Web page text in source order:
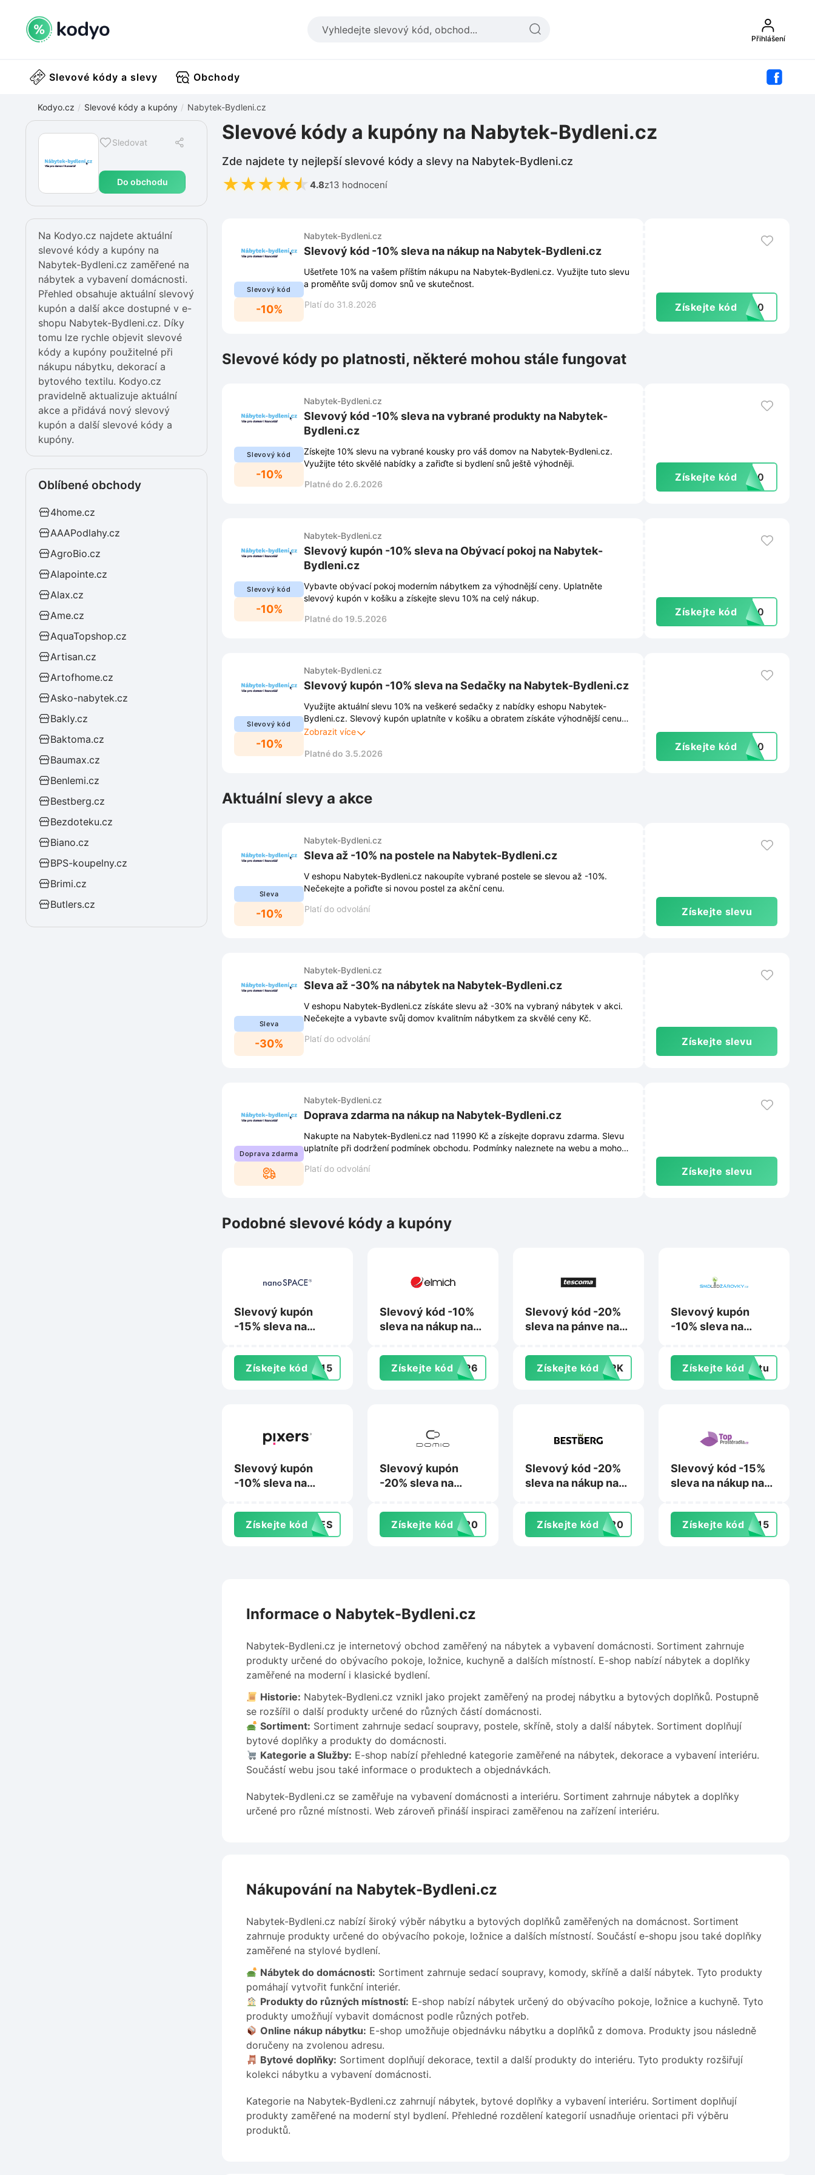
Přihlášení
Slevové kódy a slevy Obchody
Kodyo.cz Slevové kódy a kupóny Nabytek-Bydleni.cz
Sledovat
Do obchodu
Slevové kódy a kupóny na Nabytek-Bydleni.cz
Zde najdete ty nejlepší slevové kódy a slevy na Nabytek-Bydleni.cz
★★★★★ 4.8z13 hodnocení
Na Kodyo.cz najdete aktuální
slevové kódy a kupóny na
Nabytek-Bydleni.cz zaměřené na
nábytek a vybavení domácnosti.
Přehled obsahuje aktuální slevový
kupón a další akce dostupné v e-
shopu Nabytek-Bydleni.cz. Díky
tomu lze rychle objevit slevové
kódy a kupóny použitelné při
nákupu nábytku, dekorací a
bytového textilu. Kodyo.cz
pravidelně aktualizuje aktuální
akce a přidává nový slevový
kupón a další slevové kódy a
kupóny.
Oblíbené obchody
4home.cz
AAAPodlahy.cz
AgroBio.cz
Alapointe.cz
Alax.cz
Ame.cz
AquaTopshop.cz
Artisan.cz
Artofhome.cz
Asko-nabytek.cz
Bakly.cz
Baktoma.cz
Baumax.cz
Benlemi.cz
Bestberg.cz
Bezdoteku.cz
Biano.cz
BPS-koupelny.cz
Brimi.cz
Butlers.cz
Slevový kód
-10%
Nabytek-Bydleni.cz
Slevový kód -10% sleva na nákup na Nabytek-Bydleni.cz
Ušetřete 10% na vašem příštím nákupu na Nabytek-Bydleni.cz. Využijte tuto slevu
a proměňte svůj domov snů ve skutečnost.
Platí do 31.8.2026
Získejte kód TI10
Slevové kódy po platnosti, některé mohou stále fungovat
Slevový kód
-10%
Nabytek-Bydleni.cz
Slevový kód -10% sleva na vybrané produkty na Nabytek-
Bydleni.cz
Získejte 10% slevu na vybrané kousky pro váš domov na Nabytek-Bydleni.cz.
Využijte této skvělé nabídky a zařiďte si bydlení snů ještě výhodněji.
Platné do 2.6.2026
Získejte kód DA10
Slevový kód
-10%
Nabytek-Bydleni.cz
Slevový kupón -10% sleva na Obývací pokoj na Nabytek-
Bydleni.cz
Vybavte obývací pokoj moderním nábytkem za výhodnější ceny. Uplatněte
slevový kupón v košíku a získejte slevu 10% na celý nákup.
Platné do 19.5.2026
Získejte kódUV10
Slevový kód
-10%
Nabytek-Bydleni.cz
Slevový kupón -10% sleva na Sedačky na Nabytek-Bydleni.cz
Využijte aktuální slevu 10% na veškeré sedačky z nabídky eshopu Nabytek-
Bydleni.cz. Slevový kupón uplatníte v košíku a obratem získáte výhodnější cenu
pro nákup nového vybavení.
Zobrazit více
Platné do 3.5.2026
Získejte kód KY10
Aktuální slevy a akce
Sleva
-10%
Nabytek-Bydleni.cz
Sleva až -10% na postele na Nabytek-Bydleni.cz
V eshopu Nabytek-Bydleni.cz nakoupíte vybrané postele se slevou až -10%.
Nečekejte a pořiďte si novou postel za akční cenu.
Platí do odvolání
Získejte slevu
Sleva
-30%
Nabytek-Bydleni.cz
Sleva až -30% na nábytek na Nabytek-Bydleni.cz
V eshopu Nabytek-Bydleni.cz získáte slevu až -30% na vybraný nábytek v akci.
Nečekejte a vybavte svůj domov kvalitním nábytkem za skvělé ceny Kč.
Platí do odvolání
Získejte slevu
Doprava zdarma
Nabytek-Bydleni.cz
Doprava zdarma na nákup na Nabytek-Bydleni.cz
Nakupte na Nabytek-Bydleni.cz nad 11990 Kč a získejte dopravu zdarma. Slevu
uplatníte při dodržení podmínek obchodu. Podmínky naleznete na webu a mohou
Platí do odvolání
Získejte slevu
Podobné slevové kódy a kupóny
Slevový kupón
-15% sleva na
Nanospace.cz
Získejte kód9015
Slevový kód -10%
sleva na nákup na
Získejte kód0EP6
Slevový kód -20%
sleva na pánve na
Získejte kódF3PK
Slevový kupón
-10% sleva na
Smdledzarovky.cz
Získejte kódextu
Slevový kupón
-10% sleva na
Získejte kódSHES
Slevový kupón
-20% sleva na
Získejte kódva20
Slevový kód -20%
sleva na nákup na
Získejte kódST20
Slevový kód -15%
sleva na nákup nad
Topprosteradla.cz
Získejte kódNY15
Informace o Nabytek-Bydleni.cz
Nabytek-Bydleni.cz je internetový obchod zaměřený na nábytek a vybavení domácnosti. Sortiment zahrnuje
produkty určené do obývacího pokoje, ložnice, kuchyně a dalších místností. E-shop nabízí nábytek a doplňky
zaměřené na moderní i klasické bydlení.
Historie: Nabytek-Bydleni.cz vznikl jako projekt zaměřený na prodej nábytku a bytových doplňků. Postupně
se rozšířil o další produkty určené do různých částí domácnosti.
Sortiment: Sortiment zahrnuje sedací soupravy, postele, skříně, stoly a další nábytek. Sortiment doplňují
bytové doplňky a produkty do domácnosti.
Kategorie a Služby: E-shop nabízí přehledné kategorie zaměřené na nábytek, dekorace a vybavení interiéru.
Součástí webu jsou také informace o produktech a objednávkách.
Nabytek-Bydleni.cz se zaměřuje na vybavení domácnosti a interiéru. Sortiment zahrnuje nábytek a doplňky
určené pro různé místnosti. Web zároveň přináší inspiraci zaměřenou na zařízení interiéru.
Nákupování na Nabytek-Bydleni.cz
Nabytek-Bydleni.cz nabízí široký výběr nábytku a bytových doplňků zaměřených na domácnost. Sortiment
zahrnuje produkty určené do obývacího pokoje, ložnice a dalších místností. Součástí e-shopu jsou také doplňky
zaměřené na stylové bydlení.
Nábytek do domácnosti: Sortiment zahrnuje sedací soupravy, komody, skříně a další nábytek. Tyto produkty
pomáhají vytvořit funkční interiér.
Produkty do různých místností: E-shop nabízí nábytek určený do obývacího pokoje, ložnice a kuchyně. Tyto
produkty umožňují vybavit domácnost podle různých potřeb.
Online nákup nábytku: E-shop umožňuje objednávku nábytku a doplňků z domova. Produkty jsou následně
doručeny na zvolenou adresu.
Bytové doplňky: Sortiment doplňují dekorace, textil a další produkty do interiéru. Tyto produkty rozšiřují
kolekci nábytku a vybavení domácnosti.
Kategorie na Nabytek-Bydleni.cz zahrnují nábytek, bytové doplňky a vybavení interiéru. Sortiment doplňují
produkty zaměřené na moderní styl bydlení. Přehledné rozdělení kategorií usnadňuje orientaci při výběru
produktů.